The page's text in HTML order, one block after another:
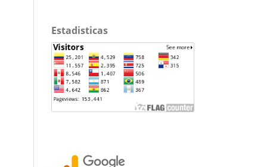
Estadisticas